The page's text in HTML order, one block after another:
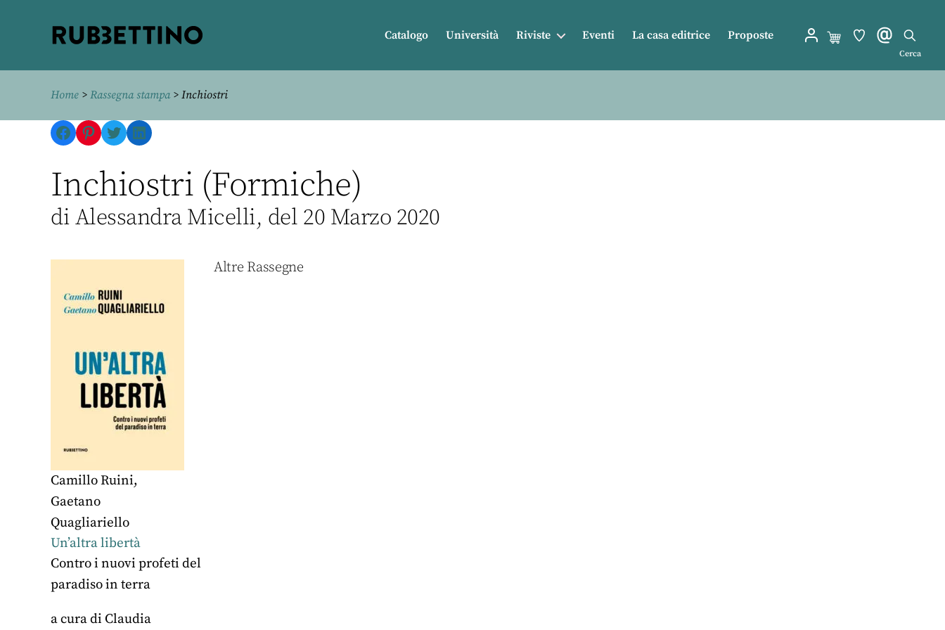
Catalogo Università Riviste Eventi La casa editrice Proposte
Cerca
Home > Rassegna stampa> Inchiostri
Facebook
Pinterest
TwitterLinkedIn
Inchiostri (Formiche)
di Alessandra Micelli, del 20 Marzo 2020
Camillo Ruini,
Gaetano
Quagliariello
Un’altra libertà
Contro i nuovi profeti del
paradiso in terra
a cura di Claudia
Altre Rassegne